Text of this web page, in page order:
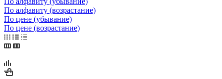
По алфавиту (возрастание)
По цене (убывание)
По цене (возрастание)